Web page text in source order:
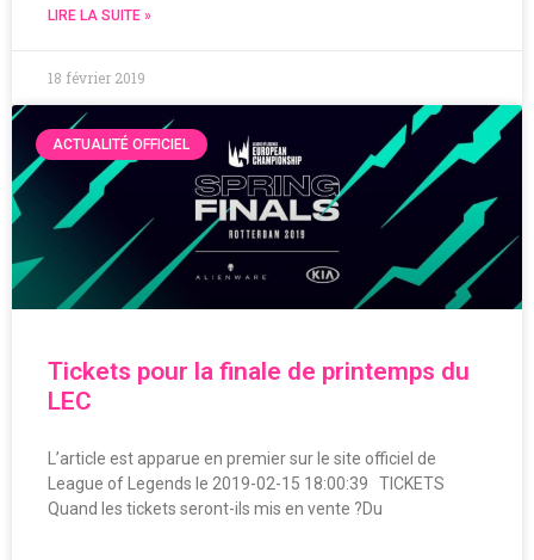
LIRE LA SUITE »
18 février 2019
ACTUALITÉ OFFICIEL
Tickets pour la finale de printemps du
LEC
L’article est apparue en premier sur le site officiel de
League of Legends le 2019-02-15 18:00:39 TICKETS
Quand les tickets seront-ils mis en vente ?Du